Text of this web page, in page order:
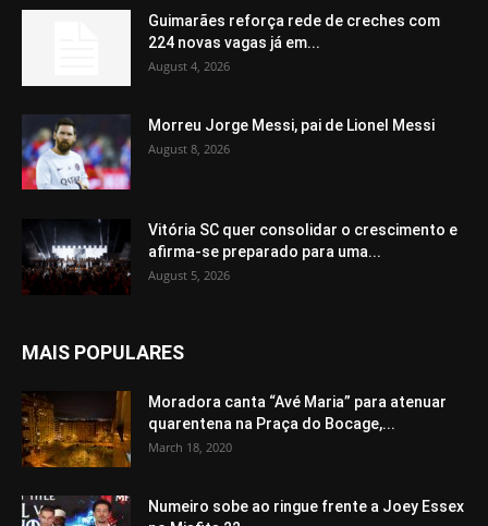
Guimarães reforça rede de creches com
224 novas vagas já em...
August 4, 2026
Morreu Jorge Messi, pai de Lionel Messi
August 8, 2026
Vitória SC quer consolidar o crescimento e
afirma-se preparado para uma...
August 5, 2026
MAIS POPULARES
Moradora canta “Avé Maria” para atenuar
quarentena na Praça do Bocage,...
March 18, 2020
Numeiro sobe ao ringue frente a Joey Essex